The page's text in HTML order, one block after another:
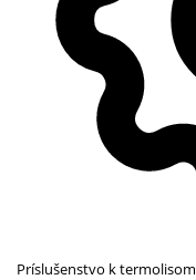
Príslušenstvo k termolisom